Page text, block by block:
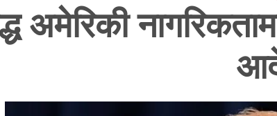
अमेरिकी